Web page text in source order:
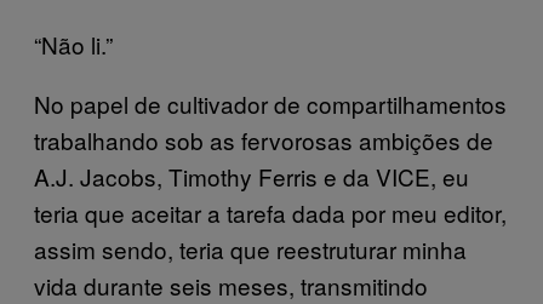
“Não li.”
No papel de cultivador de compartilhamentos
trabalhando sob as fervorosas ambições de
A.J. Jacobs, Timothy Ferris e da VICE, eu
teria que aceitar a tarefa dada por meu editor,
assim sendo, teria que reestruturar minha
vida durante seis meses, transmitindo